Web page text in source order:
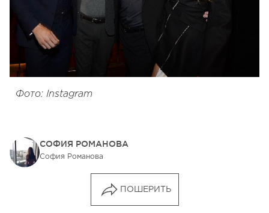
Фото: Instagram
СОФИЯ РОМАНОВА
София Романова
ПОШЕРИТЬ